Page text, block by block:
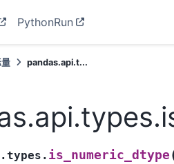
PythonRun
pandas.api.t...
is_numeric_dtype